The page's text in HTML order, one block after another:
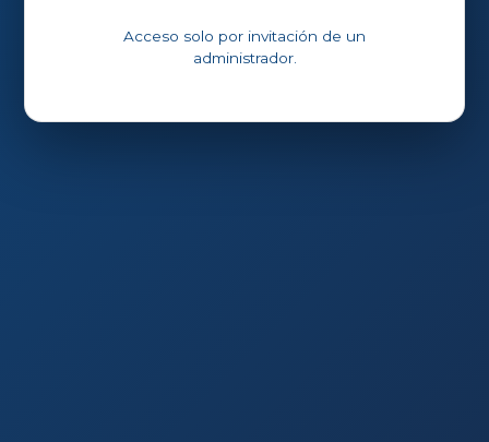
Acceso solo por invitación de un
administrador.